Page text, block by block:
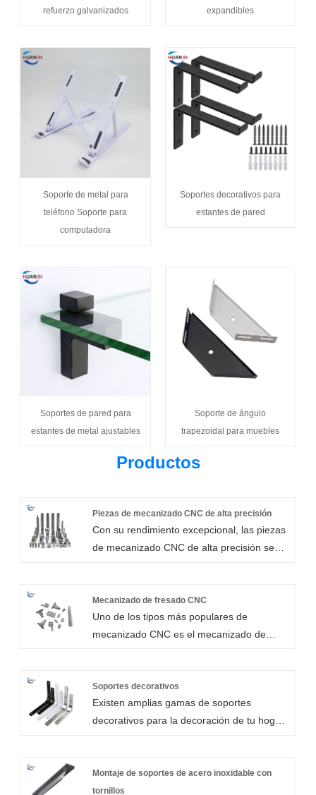
refuerzo galvanizados
expandibles
Soporte de metal para
teléfono Soporte para
computadora
Soportes decorativos para
estantes de pared
Soportes de pared para
estantes de metal ajustables
Soporte de ángulo
trapezoidal para muebles
Productos
Piezas de mecanizado CNC de alta precisión
Con su rendimiento excepcional, las piezas
de mecanizado CNC de alta precisión se
mecanizados de alta precisión utilizando la
tecnología experta y de vanguardia ofrecida
por Xiamen Huaner Technology Co.,Ltd.
precisión a los mejores precios al por
mayor.
Mecanizado de fresado CNC
Uno de los tipos más populares de
mecanizado CNC es el mecanizado de
una variedad de piezas mecanizadas por
CNC. Una herramienta de corte de rotación
rápida se mueve a lo largo de tres o más
CNC. . La herramienta de corte giratoria
elimina el material de forma controlada
Soportes decorativos
Existen amplias gamas de soportes
decorativos para la decoración de tu hogar
nuestros diseñadores diseñen un soporte
de estante decorativo de nuevo estilo para
Montaje de soportes de acero inoxidable con
tornillos